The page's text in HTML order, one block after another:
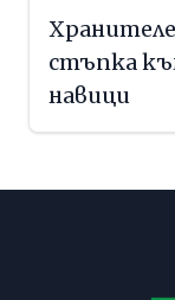
стъпка
навици